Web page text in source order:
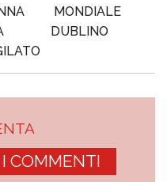
MONDIALE
DUBLINO
COMMENTI